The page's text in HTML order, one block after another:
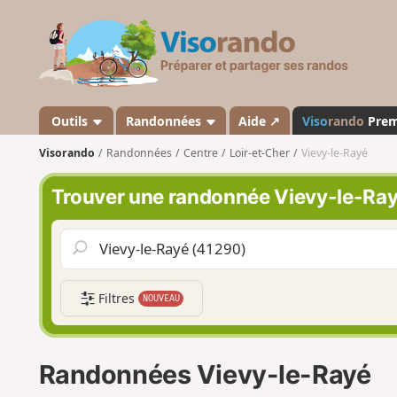
s
a
n
d
o
Outils Randonnées Aide ↗ Visorando
Visorando Randonnées Centre Loir-et-Cher Vievy-le-Rayé
Trouver une randonnée Vievy-le-
Filtres NOUVEAU
Randonnées Vievy-le-Rayé